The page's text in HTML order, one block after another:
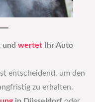
und wertet
Ihr Auto
entscheidend, um den
zu erhalten.